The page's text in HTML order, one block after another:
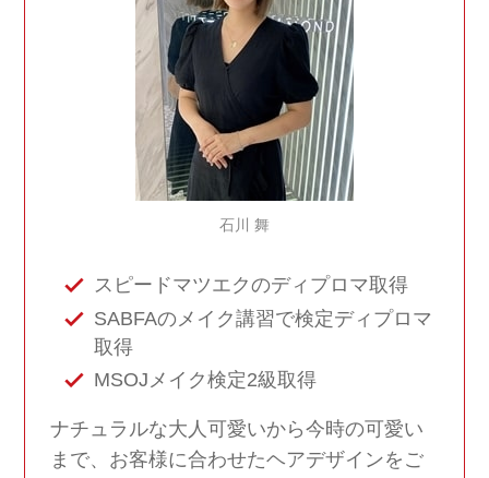
石川 舞
スピードマツエクのディプロマ取得
SABFAのメイク講習で検定ディプロマ
取得
MSOJメイク検定2級取得
ナチュラルな大人可愛いから今時の可愛い
まで、お客様に合わせたヘアデザインをご